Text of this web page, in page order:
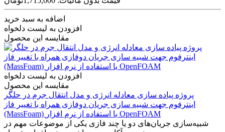
اضافه به سبد خرید
افزودن به لیست دلخواه
مقایسه این محصول
افزودن به لیست دلخواه
مقایسه این محصول
پروژه پیاده سازی معادله انرژی و مدل انتقال جرم در حلگر
اینترفوم جهت شبیه سازی جریان دوفازی همراه با تغییر فاز
(MassFoam) با استفاده از نرم افزار OpenFOAM
شبیه‌سازی جریان‌های دو یا چند فازی یکی از موضوعات مهم در